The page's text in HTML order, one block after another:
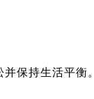
保持生活平衡。